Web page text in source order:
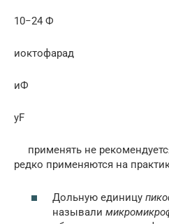
10−24 Ф
иоктофарад
иФ
yF
применять не
редко применяются на
Дольную единицу
называли